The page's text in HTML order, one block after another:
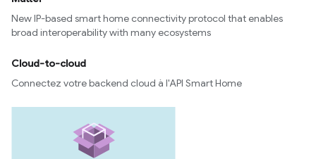
New IP-based smart home connectivity protocol that enables
broad interoperability with many ecosystems
Cloud-to-cloud
Connectez votre backend cloud à l'API Smart Home